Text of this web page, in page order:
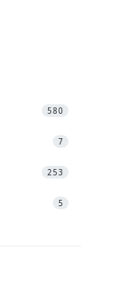
580
7
253
5